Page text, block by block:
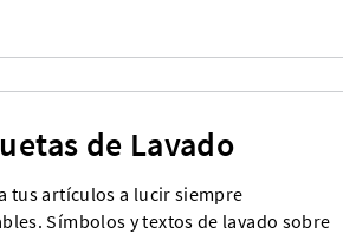
de Lavado
tus artículos a lucir siempre
Símbolos y textos de lavado sobre